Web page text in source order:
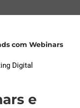
com Webinars
Digital
e